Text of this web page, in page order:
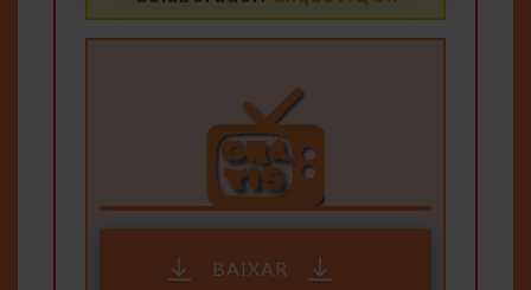
BAIXAR